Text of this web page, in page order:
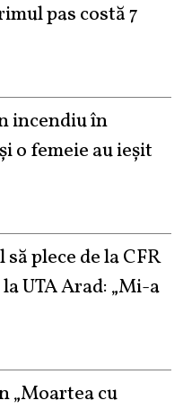
pas costă 7
incendiu în
o femeie au ieșit
plece de la CFR
UTA Arad: „Mi-a
„Moartea cu